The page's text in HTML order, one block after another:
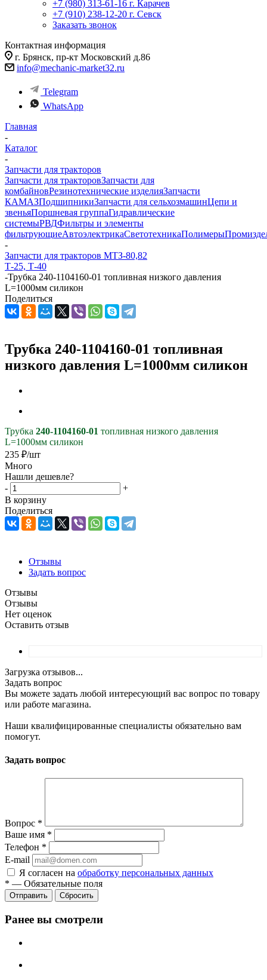
+7 (980) 313-61-16 г. Карачев
+7 (910) 238-12-20 г. Севск
Заказать звонок
Контактная информация
г. Брянск, пр-кт Московский д.86
info@mechanic-market32.ru
Telegram
WhatsApp
Главная
-
Каталог
-
Запчасти для тракторов
Запчасти для тракторовЗапчасти для
комбайновРезинотехнические изделияЗапчасти
КАМАЗПодшипникиЗапчасти для сельхозмашинЦепи и
звеньяПоршневая группаГидравлические
системыРВДФильтры и элементы
фильтрующиеАвтоэлектрикаСветотехникаПолимеры
-
Запчасти для тракторов МТЗ-80,82
Т-25, Т-40
-Трубка 240-1104160-01 топливная низкого давления
L=1000мм силикон
Поделиться
Трубка 240-1104160-01 топливная
низкого давления L=1000мм силикон
Трубка 240-1104160-01 топливная низкого давления
L=1000мм силикон
235 ₽/шт
Много
Нашли дешевле?
-
+
В корзину
Поделиться
Отзывы
Задать вопрос
Отзывы
Отзывы
Нет оценок
Оставить отзыв
Загрузка отзывов...
Задать вопрос
Вы можете задать любой интересующий вас вопрос по товару
или работе магазина.
Наши квалифицированные специалисты обязательно вам
помогут.
Задать вопрос
Вопрос *
Ваше имя *
Телефон *
E-mail
Я согласен на обработку персональных данных
* — Обязательные поля
Сбросить
Ранее вы смотрели